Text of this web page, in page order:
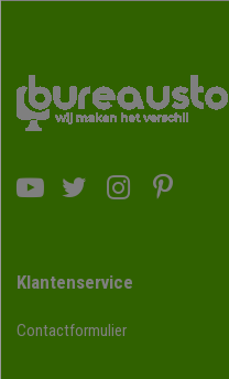
Klantenservice
Contactformulier